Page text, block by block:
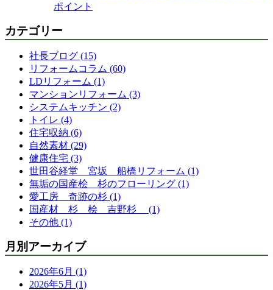
ポイント
カテゴリー
社長ブログ (15)
リフォームコラム (60)
LDリフォーム (1)
マンションリフォーム (3)
システムキッチン (2)
トイレ (4)
住宅収納 (6)
自然素材 (29)
健康住宅 (3)
世田谷経堂 宮坂 船橋リフォーム (1)
無垢の国産桧 杉のフローリング (1)
愛工房 奇跡の杉 (1)
国産材 杉 桧 吉野杉 (1)
その他 (1)
月別アーカイブ
2026年6月 (1)
2026年5月 (1)